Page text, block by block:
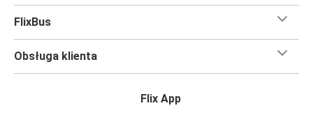
FlixBus
Obsługa klienta
Flix App